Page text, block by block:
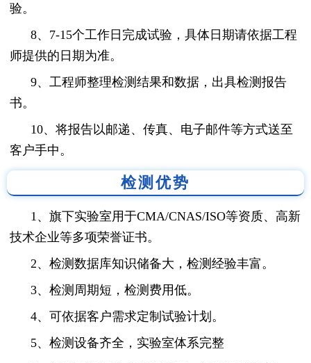
验。
8、7-15个工作日完成试验，具体日期请依据工程
师提供的日期为准。
9、工程师整理检测结果和数据，出具检测报告
书。
10、将报告以邮递、传真、电子邮件等方式送至
客户手中。
检测优势
1、旗下实验室用于CMA/CNAS/ISO等资质、高新
技术企业等多项荣誉证书。
2、检测数据库知识储备大，检测经验丰富。
3、检测周期短，检测费用低。
4、可依据客户需求定制试验计划。
5、检测设备齐全，实验室体系完整